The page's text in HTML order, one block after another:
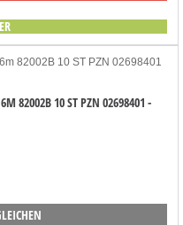
82002B 10 ST PZN 02698401 -